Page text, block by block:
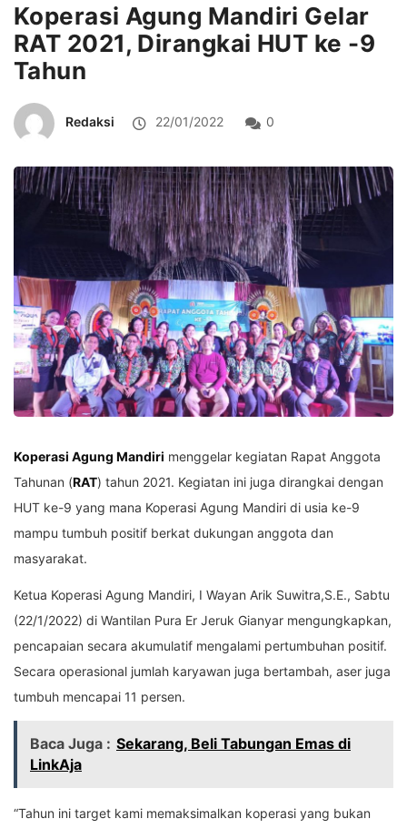
Koperasi Agung Mandiri Gelar
RAT 2021, Dirangkai HUT ke -9
Tahun
Redaksi 22/01/2022 0
Koperasi Agung Mandiri menggelar kegiatan Rapat Anggota
Tahunan (RAT) tahun 2021. Kegiatan ini juga dirangkai dengan
HUT ke-9 yang mana Koperasi Agung Mandiri di usia ke-9
mampu tumbuh positif berkat dukungan anggota dan
masyarakat.
Ketua Koperasi Agung Mandiri, I Wayan Arik Suwitra,S.E., Sabtu
(22/1/2022) di Wantilan Pura Er Jeruk Gianyar mengungkapkan,
pencapaian secara akumulatif mengalami pertumbuhan positif.
Secara operasional jumlah karyawan juga bertambah, aser juga
tumbuh mencapai 11 persen.
Baca Juga : Sekarang, Beli Tabungan Emas di
LinkAja
“Tahun ini target kami memaksimalkan koperasi yang bukan